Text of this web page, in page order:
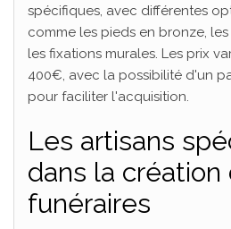
spécifiques, avec différentes
comme les pieds en bronze,
les fixations murales. Les prix
400€, avec la possibilité d'un
pour faciliter l'acquisition.
Les artisans
dans la
funéraires